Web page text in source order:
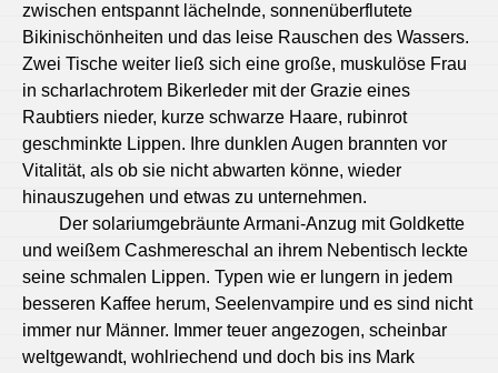
zwischen entspannt lächelnde, sonnenüberflutete
Bikinischönheiten und das leise Rauschen des Wassers.
Zwei Tische weiter ließ sich eine große, muskulöse Frau
in scharlachrotem Bikerleder mit der Grazie eines
Raubtiers nieder, kurze schwarze Haare, rubinrot
geschminkte Lippen. Ihre dunklen Augen brannten vor
Vitalität, als ob sie nicht abwarten könne, wieder
hinauszugehen und etwas zu unternehmen.
Der solariumgebräunte Armani-Anzug mit Goldkette
und weißem Cashmereschal an ihrem Nebentisch leckte
seine schmalen Lippen. Typen wie er lungern in jedem
besseren Kaffee herum, Seelenvampire und es sind nicht
immer nur Männer. Immer teuer angezogen, scheinbar
weltgewandt, wohlriechend und doch bis ins Mark